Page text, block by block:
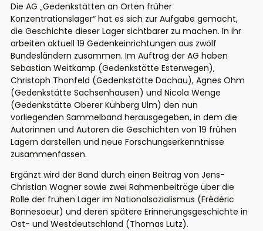
Die AG „Gedenkstätten an Orten früher
Konzentrationslager“ hat es sich zur Aufgabe gemacht,
die Geschichte dieser Lager sichtbarer zu machen. In ihr
arbeiten aktuell 19 Gedenkeinrichtungen aus zwölf
Bundesländern zusammen. Im Auftrag der AG haben
Sebastian Weitkamp (Gedenkstätte Esterwegen),
Christoph Thonfeld (Gedenkstätte Dachau), Agnes Ohm
(Gedenkstätte Sachsenhausen) und Nicola Wenge
(Gedenkstätte Oberer Kuhberg Ulm) den nun
vorliegenden Sammelband herausgegeben, in dem die
Autorinnen und Autoren die Geschichten von 19 frühen
Lagern darstellen und neue Forschungserkenntnisse
zusammenfassen.
Ergänzt wird der Band durch einen Beitrag von Jens-
Christian Wagner sowie zwei Rahmenbeiträge über die
Rolle der frühen Lager im Nationalsozialismus (Frédéric
Bonnesoeur) und deren spätere Erinnerungsgeschichte in
Ost- und Westdeutschland (Thomas Lutz).